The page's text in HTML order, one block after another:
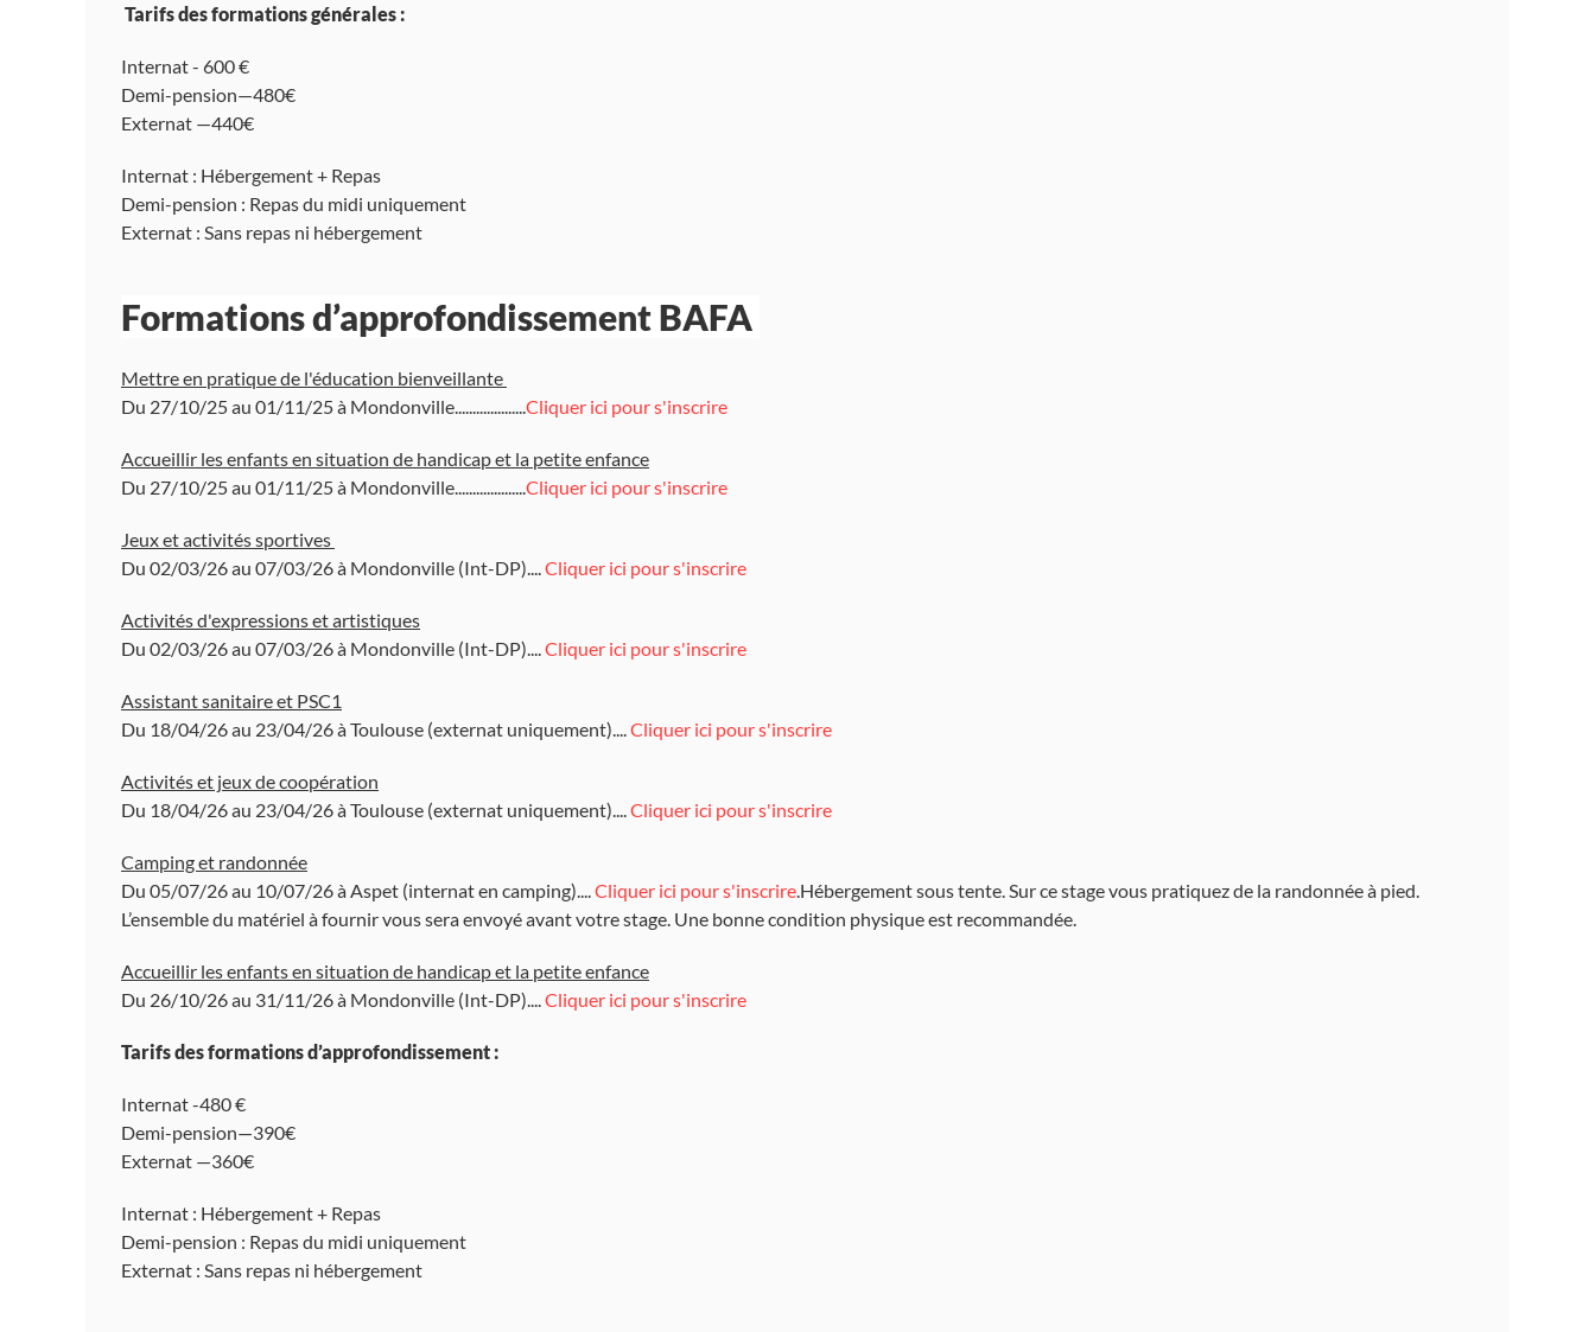
Tarifs des formations générales :
Internat - 600 €
Demi-pension—480€
Externat —440€
Internat : Hébergement + Repas
Demi-pension : Repas du midi uniquement
Externat : Sans repas ni hébergement
Formations d’approfondissement BAFA
Mettre en pratique de l'éducation bienveillante
Du 27/10/25 au 01/11/25 à Mondonville....................Cliquer ici pour s'inscrire
Accueillir les enfants en situation de handicap et la petite enfance
Du 27/10/25 au 01/11/25 à Mondonville....................Cliquer ici pour s'inscrire
Jeux et activités sportives
Du 02/03/26 au 07/03/26 à Mondonville (Int-DP)....Cliquer ici pour s'inscrire
Activités d'expressions et artistiques
Du 02/03/26 au 07/03/26 à Mondonville (Int-DP)....Cliquer ici pour s'inscrire
Assistant sanitaire et PSC1
Du 18/04/26 au 23/04/26 à Toulouse (externat uniquement)....Cliquer ici pour s'inscrire
Activités et jeux de coopération
Du 18/04/26 au 23/04/26 à Toulouse (externat uniquement)....Cliquer ici pour s'inscrire
Camping et randonnée
Du 05/07/26 au 10/07/26 à Aspet (internat en camping)....Cliquer ici pour s'inscrire.Hébergement sous tente. Sur ce stage vous pratiquez de la randonnée à pied.
L’ensemble du matériel à fournir vous sera envoyé avant votre stage. Une bonne condition physique est recommandée.
Accueillir les enfants en situation de handicap et la petite enfance
Du 26/10/26 au 31/11/26 à Mondonville (Int-DP)....Cliquer ici pour s'inscrire
Tarifs des formations d’approfondissement :
Internat -480 €
Demi-pension—390€
Externat —360€
Internat : Hébergement + Repas
Demi-pension : Repas du midi uniquement
Externat : Sans repas ni hébergement